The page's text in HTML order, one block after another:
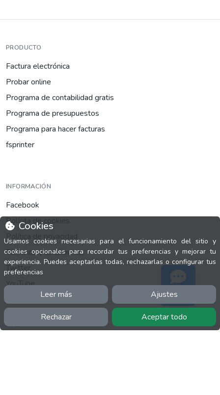
Cookies
Usamos cookies necesarias para el funcionamiento del sitio y
cookies opcionales para recordar tus preferencias y mejorar tu
experiencia. Puedes aceptarlas todas, rechazarlas o configurar tus
preferencias
Leer más Ajustes
Rechazar Aceptar todo
PRODUCTO
Factura electrónica
Probar online
Programa de contabilidad gratis
Programa de presupuestos
Programa para hacer facturas
fsprinter
INFORMACIÓN
Facebook
Polícita de cookies
Política de privacidad
Términos y condiciones
Twitter
YouTube
MÁS
Soporte